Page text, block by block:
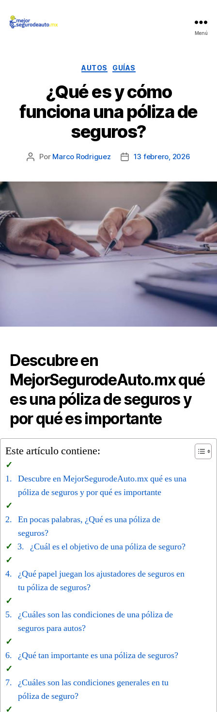
Menú
Categorías
AUTOS GUÍAS
¿Qué es y cómo
funciona una póliza de
seguros?
Autor
Por Marco Rodriguez
Fecha
publicación
13 febrero, 2026
Descubre en
MejorSegurodeAuto.mx qué
es una póliza de seguros y
por qué es importante
Este artículo contiene:
Descubre en MejorSegurodeAuto.mx qué es una
póliza de seguros y por qué es importante
En pocas palabras, ¿Qué es una póliza de
seguros?
¿Cuál es el objetivo de una póliza de seguro?
¿Qué papel juegan los ajustadores de seguros en
tu póliza de seguros?
¿Cuáles son las condiciones de una póliza de
seguros para autos?
¿Qué tan importante es una póliza de seguros?
¿Cuáles son las condiciones generales en tu
póliza de seguro?